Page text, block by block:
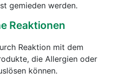
gemieden werden.
Reaktionen
Reaktion mit dem
die Allergien oder
können.